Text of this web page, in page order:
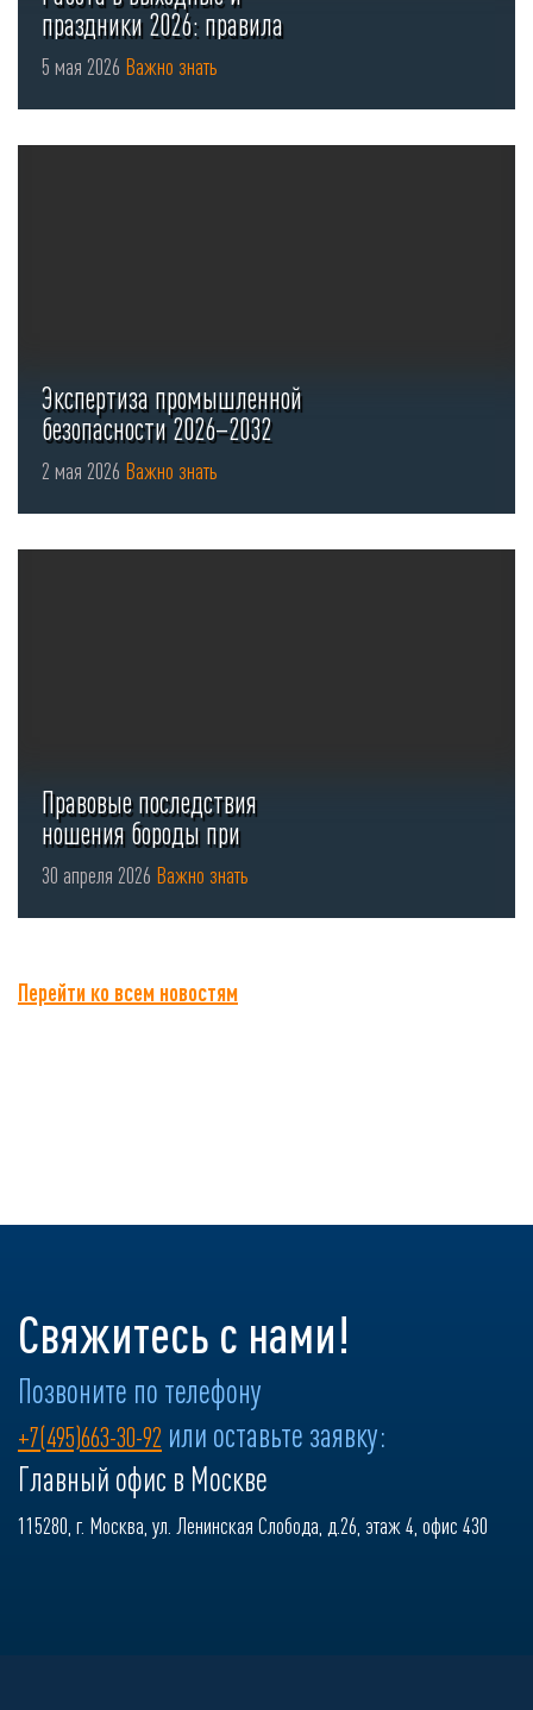
праздники 2026: правила
оформления ...
5 мая 2026 Важно знать
Экспертиза промышленной
безопасности 2026–2032
2 мая 2026 Важно знать
Правовые последствия
ношения бороды при
использовании СИЗ органов
...
30 апреля 2026 Важно знать
Перейти ко всем новостям
Свяжитесь с нами!
Позвоните по телефону
+7(495)663-30-92 или оставьте заявку:
Главный офис в Москве
115280, г. Москва, ул. Ленинская Слобода, д.26, этаж 4, офис 430